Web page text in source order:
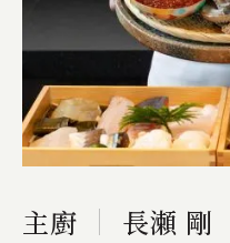
主廚 長瀬 剛